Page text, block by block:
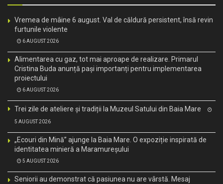
Vremea de mâine 6 august. Val de căldură persistent, însă revin
furtunile violente
6 AUGUST 2026
Alimentarea cu gaz, tot mai aproape de realizare. Primarul
Cristina Buda anunță pași importanți pentru implementarea
proiectului
6 AUGUST 2026
Trei zile de ateliere și tradiții la Muzeul Satului din Baia Mare
5 AUGUST 2026
„Ecouri din Mină” ajunge la Baia Mare. O expoziție inspirată de
identitatea minieră a Maramureșului
5 AUGUST 2026
Seniorii au demonstrat că pasiunea nu are vârstă. Mesaj